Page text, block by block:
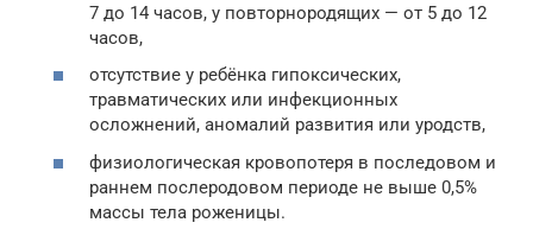
7 до 14 часов, у повторнородящих — от 5 до 12
часов,
отсутствие у ребёнка гипоксических,
травматических или инфекционных
осложнений, аномалий развития или уродств,
физиологическая кровопотеря в последовом и
раннем послеродовом периоде не выше 0,5%
массы тела роженицы.